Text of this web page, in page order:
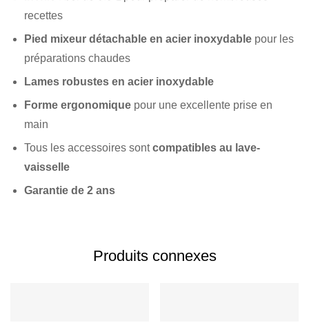
recettes
Pied mixeur détachable en acier inoxydable pour les
préparations chaudes
Lames robustes en acier inoxydable
Forme ergonomique pour une excellente prise en
main
Tous les accessoires sontcompatibles au lave-
vaisselle
Garantie de 2 ans
Produits connexes